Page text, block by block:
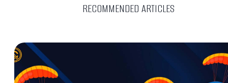
RECOMMENDED ARTICLES